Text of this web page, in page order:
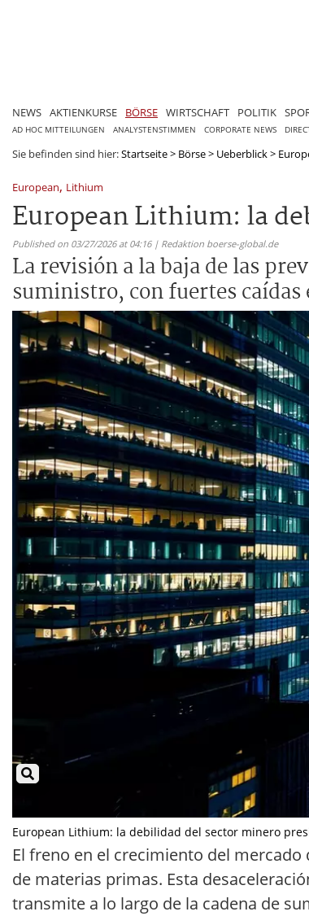
NEWS AKTIENKURSE BÖRSE WIRTSCHAFT POLITIK
AD HOC MITTEILUNGEN ANALYSTENSTIMMEN CORPORATE NEWS
Sie befinden sind hier:Startseite> Börse> Ueberblick>
European, Lithium
European Lithium: la
Published on 03/27/2026 at 04:16 | Redaktion boerse-global.de
La revisión a la baja de las
suministro, con fuertes
European Lithium: la debilidad del sector minero
El freno en el crecimiento del
de materias primas. Esta
transmite a lo largo de la cadena de